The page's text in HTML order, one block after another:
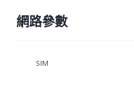
網路參數
SIM